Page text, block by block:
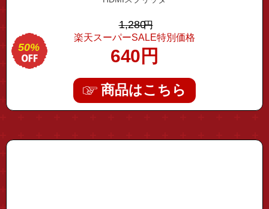
1,280円
楽天スーパーSALE特別価格
640 円
50%
商品はこちら
"type-c-12hub01"